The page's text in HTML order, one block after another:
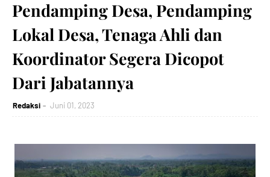
Pendamping Desa, Pendamping
Lokal Desa, Tenaga Ahli dan
Koordinator Segera Dicopot
Dari Jabatannya
Redaksi Juni 01, 2023